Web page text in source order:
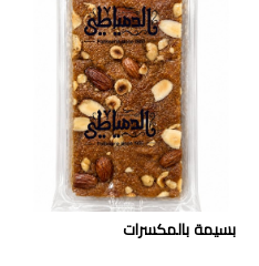
بسيمة بالمكسرات